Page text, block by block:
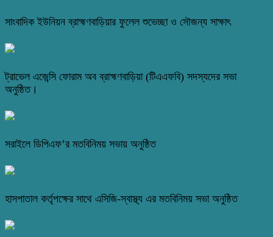
সাংবাদিক ইউনিয়ন ব্রাহ্মণবাড়িয়ার ফুলেল শুভেচ্ছা ও সৌজন্য সাক্ষাৎ
ট্রাভেল এজেন্সি ফোরাম অব ব্রাহ্মণবাড়িয়া (টিএএফবি) সদস্যদের সভা
অনুষ্ঠিত।
সরাইলে ডিপিএফ’র মতবিনিময় সভায় অনুষ্ঠিত
হাসপাতাল কর্তৃপক্ষের সাথে এসিজি-স্বাস্থ্য এর মতবিনিময় সভা অনুষ্ঠিত